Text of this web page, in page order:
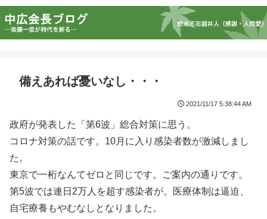
備えあれば憂いなし・・・
2021/11/17 5:38:44 AM
政府が発表した「第6波」総合対策に思う。
コロナ対策の話です。10月に入り感染者数が激減しまし
た。
東京で一桁なんてゼロと同じです。ご案内の通りです。
第5波では連日2万人を超す感染者が。医療体制は逼迫、
自宅療養もやむなしとなりました。